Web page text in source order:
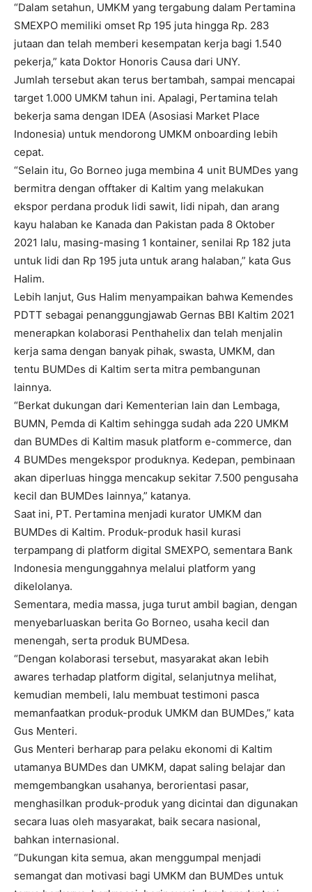
“Dalam setahun, UMKM yang tergabung dalam Pertamina
SMEXPO memiliki omset Rp 195 juta hingga Rp. 283
jutaan dan telah memberi kesempatan kerja bagi 1.540
pekerja,” kata Doktor Honoris Causa dari UNY.
Jumlah tersebut akan terus bertambah, sampai mencapai
target 1.000 UMKM tahun ini. Apalagi, Pertamina telah
bekerja sama dengan IDEA (Asosiasi Market Place
Indonesia) untuk mendorong UMKM onboarding lebih
cepat.
“Selain itu, Go Borneo juga membina 4 unit BUMDes yang
bermitra dengan offtaker di Kaltim yang melakukan
ekspor perdana produk lidi sawit, lidi nipah, dan arang
kayu halaban ke Kanada dan Pakistan pada 8 Oktober
2021 lalu, masing-masing 1 kontainer, senilai Rp 182 juta
untuk lidi dan Rp 195 juta untuk arang halaban,” kata Gus
Halim.
Lebih lanjut, Gus Halim menyampaikan bahwa Kemendes
PDTT sebagai penanggungjawab Gernas BBI Kaltim 2021
menerapkan kolaborasi Penthahelix dan telah menjalin
kerja sama dengan banyak pihak, swasta, UMKM, dan
tentu BUMDes di Kaltim serta mitra pembangunan
lainnya.
“Berkat dukungan dari Kementerian lain dan Lembaga,
BUMN, Pemda di Kaltim sehingga sudah ada 220 UMKM
dan BUMDes di Kaltim masuk platform e-commerce, dan
4 BUMDes mengekspor produknya. Kedepan, pembinaan
akan diperluas hingga mencakup sekitar 7.500 pengusaha
kecil dan BUMDes lainnya,” katanya.
Saat ini, PT. Pertamina menjadi kurator UMKM dan
BUMDes di Kaltim. Produk-produk hasil kurasi
terpampang di platform digital SMEXPO, sementara Bank
Indonesia mengunggahnya melalui platform yang
dikelolanya.
Sementara, media massa, juga turut ambil bagian, dengan
menyebarluaskan berita Go Borneo, usaha kecil dan
menengah, serta produk BUMDesa.
“Dengan kolaborasi tersebut, masyarakat akan lebih
awares terhadap platform digital, selanjutnya melihat,
kemudian membeli, lalu membuat testimoni pasca
memanfaatkan produk-produk UMKM dan BUMDes,” kata
Gus Menteri.
Gus Menteri berharap para pelaku ekonomi di Kaltim
utamanya BUMDes dan UMKM, dapat saling belajar dan
memgembangkan usahanya, berorientasi pasar,
menghasilkan produk-produk yang dicintai dan digunakan
secara luas oleh masyarakat, baik secara nasional,
bahkan internasional.
“Dukungan kita semua, akan menggumpal menjadi
semangat dan motivasi bagi UMKM dan BUMDes untuk